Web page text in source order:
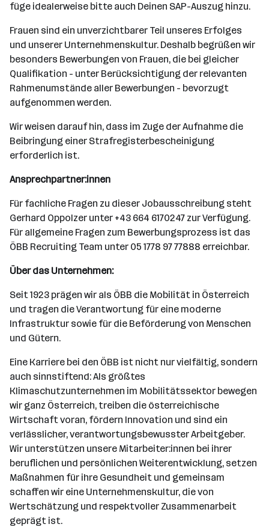
füge idealerweise bitte auch Deinen SAP-Auszug hinzu.
Frauen sind ein unverzichtbarer Teil unseres Erfolges
und unserer Unternehmenskultur. Deshalb begrüßen wir
besonders Bewerbungen von Frauen, die bei gleicher
Qualifikation - unter Berücksichtigung der relevanten
Rahmenumstände aller Bewerbungen - bevorzugt
aufgenommen werden.
Wir weisen darauf hin, dass im Zuge der Aufnahme die
Beibringung einer Strafregisterbescheinigung
erforderlich ist.
Ansprechpartner:innen
Für fachliche Fragen zu dieser Jobausschreibung steht
Gerhard Oppolzer unter +43 664 6170247 zur Verfügung.
Für allgemeine Fragen zum Bewerbungsprozess ist das
ÖBB Recruiting Team unter 05 1778 97 77888 erreichbar.
Über das Unternehmen:
Seit 1923 prägen wir als ÖBB die Mobilität in Österreich
und tragen die Verantwortung für eine moderne
Infrastruktur sowie für die Beförderung von Menschen
und Gütern.
Eine Karriere bei den ÖBB ist nicht nur vielfältig, sondern
auch sinnstiftend: Als größtes
Klimaschutzunternehmen im Mobilitätssektor bewegen
wir ganz Österreich, treiben die österreichische
Wirtschaft voran, fördern Innovation und sind ein
verlässlicher, verantwortungsbewusster Arbeitgeber.
Wir unterstützen unsere Mitarbeiter:innen bei ihrer
beruflichen und persönlichen Weiterentwicklung, setzen
Maßnahmen für ihre Gesundheit und gemeinsam
schaffen wir eine Unternehmenskultur, die von
Wertschätzung und respektvoller Zusammenarbeit
geprägt ist.